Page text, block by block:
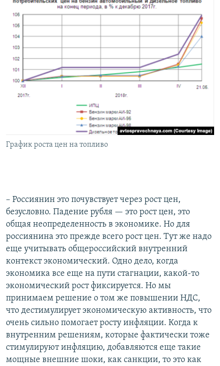
График роста цен на топливо
– Россиянин это почувствует через рост цен,
безусловно. Падение рубля — это рост цен, это
общая неопределенность в экономике. Но для
россиянина это прежде всего рост цен. Тут же надо
еще учитывать общероссийский внутренний
контекст экономический. Одно дело, когда
экономика все еще на пути стагнации, какой-то
экономический рост фиксируется. Но мы
принимаем решение о том же повышении НДС,
что дестимулирует экономическую активность, что
очень сильно помогает росту инфляции. Когда к
внутренним решениям, которые фактически тоже
стимулируют инфляцию, добавляются еще такие
мощные внешние шоки, как санкции, то это как